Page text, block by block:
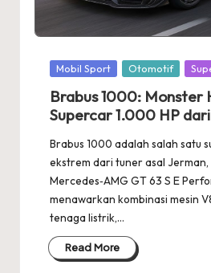
Posted
Mobil Sport Otomotif
Brabus 1000: Monster
Supercar 1.000 HP
Brabus 1000 adalah salah satu
ekstrem dari tuner asal Jerman,
Mercedes‑AMG GT 63 S E
menawarkan kombinasi mesin
tenaga listrik,…
Read More